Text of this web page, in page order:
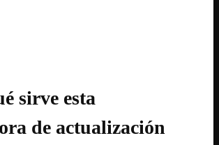
sirve esta
de actualización